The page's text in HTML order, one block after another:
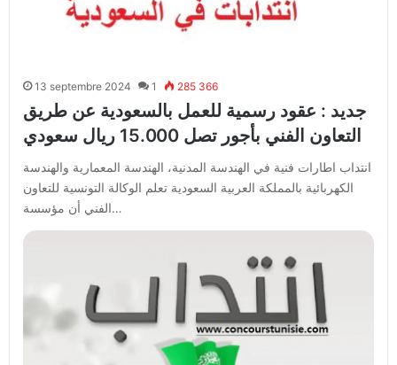
13 septembre 2024 1 285 366
جديد : عقود رسمية للعمل بالسعودية عن طريق
التعاون الفني بأجور تصل 15.000 ريال سعودي
انتداب اطارات فنية في الهندسة المدنية، الهندسة المعمارية والهندسة
الكهربائية بالمملكة العربية السعودية تعلم الوكالة التونسية للتعاون
الفني أن مؤسسة…